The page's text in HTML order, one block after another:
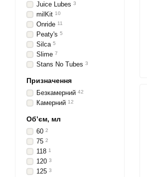
Juice Lubes 3
milKit 10
Onride 11
Peaty's 5
Silca 5
Slime 7
Stans No Tubes 3
Призначення
Безкамерний 42
Камерний 12
Обʼєм, мл
60 2
75 2
118 1
120 3
125 3